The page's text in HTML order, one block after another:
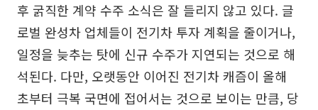
후 굵직한 계약 수주 소식은 잘 들리지 않고 있다. 글
로벌 완성차 업체들이 전기차 투자 계획을 줄이거나,
일정을 늦추는 탓에 신규 수주가 지연되는 것으로 해
석된다. 다만, 오랫동안 이어진 전기차 캐즘이 올해
초부터 극복 국면에 접어서는 것으로 보이는 만큼, 당